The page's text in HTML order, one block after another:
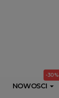
NOWOSCI
-30%